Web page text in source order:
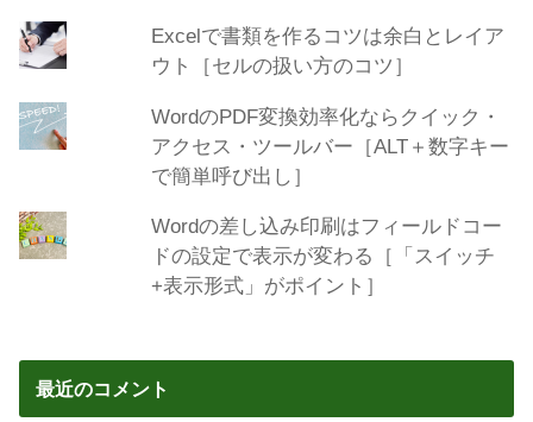
Excelで書類を作るコツは余白とレイア
ウト［セルの扱い方のコツ］
WordのPDF変換効率化ならクイック・
アクセス・ツールバー［ALT＋数字キー
で簡単呼び出し］
Wordの差し込み印刷はフィールドコー
ドの設定で表示が変わる［「スイッチ
+表示形式」がポイント］
最近のコメント